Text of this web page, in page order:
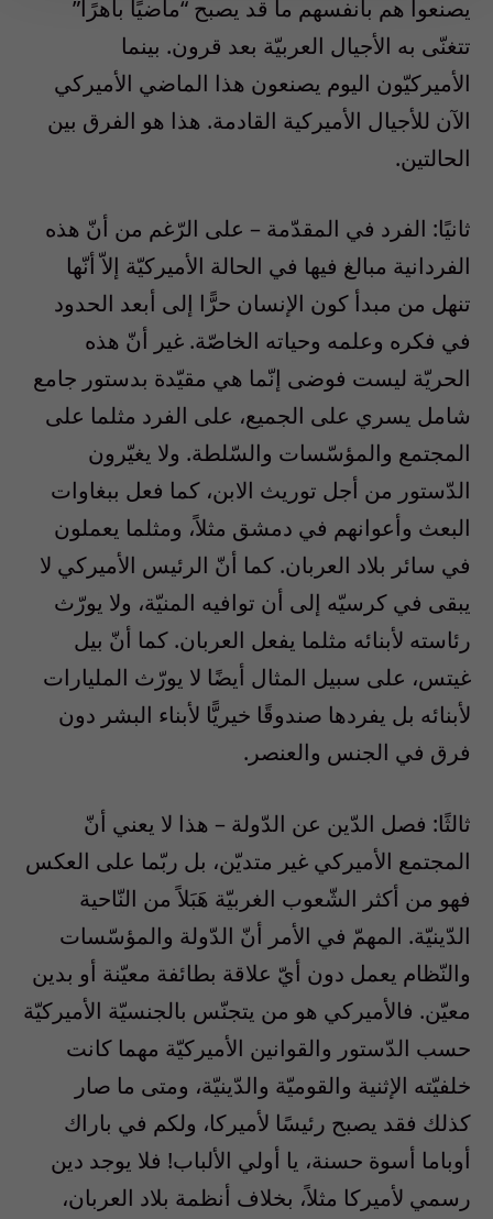
يصنعوا هم بأنفسهم ما قد يصبح “ماضيًا باهرًا”
تتغنّى به الأجيال العربيّة بعد قرون. بينما
الأميركيّون اليوم يصنعون هذا الماضي الأميركي
الآن للأجيال الأميركية القادمة. هذا هو الفرق بين
الحالتين.
ثانيًا: الفرد في المقدّمة – على الرّغم من أنّ هذه
الفردانية مبالغ فيها في الحالة الأميركيّة إلاّ أنّها
تنهل من مبدأ كون الإنسان حرًّا إلى أبعد الحدود
في فكره وعلمه وحياته الخاصّة. غير أنّ هذه
الحريّة ليست فوضى إنّما هي مقيّدة بدستور جامع
شامل يسري على الجميع، على الفرد مثلما على
المجتمع والمؤسّسات والسّلطة. ولا يغيّرون
الدّستور من أجل توريث الابن، كما فعل ببغاوات
البعث وأعوانهم في دمشق مثلاً، ومثلما يعملون
في سائر بلاد العربان. كما أنّ الرئيس الأميركي لا
يبقى في كرسيّه إلى أن توافيه المنيّة، ولا يورّث
رئاسته لأبنائه مثلما يفعل العربان. كما أنّ بيل
غيتس، على سبيل المثال أيضًا لا يورّث المليارات
لأبنائه بل يفردها صندوقًا خيريًّا لأبناء البشر دون
فرق في الجنس والعنصر.
ثالثًا: فصل الدّين عن الدّولة – هذا لا يعني أنّ
المجتمع الأميركي غير متديّن، بل ربّما على العكس
فهو من أكثر الشّعوب الغربيّة هَبَلاً من النّاحية
الدّينيّة. المهمّ في الأمر أنّ الدّولة والمؤسّسات
والنّظام يعمل دون أيّ علاقة بطائفة معيّنة أو بدين
معيّن. فالأميركي هو من يتجنّس بالجنسيّة الأميركيّة
حسب الدّستور والقوانين الأميركيّة مهما كانت
خلفيّته الإثنية والقوميّة والدّينيّة، ومتى ما صار
كذلك فقد يصبح رئيسًا لأميركا، ولكم في باراك
أوباما أسوة حسنة، يا أولي الألباب! فلا يوجد دين
رسمي لأميركا مثلاً، بخلاف أنظمة بلاد العربان،